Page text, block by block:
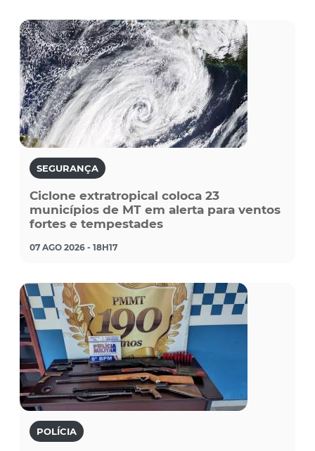
SEGURANÇA
Ciclone extratropical coloca 23
municípios de MT em alerta para ventos
fortes e tempestades
07 AGO 2026 - 18H17
POLÍCIA